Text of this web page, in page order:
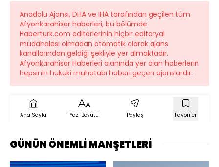
Anadolu Ajansı, DHA ve İHA tarafından geçilen tüm
Afyonkarahisar haberleri, bu bölümde
Haberturk.com editörlerinin hiçbir editoryal
müdahalesi olmadan otomatik olarak ajans
kanallarından geldiği şekliyle yer almaktadır.
Afyonkarahisar Haberleri alanında yer alan haberlerin
hepsinin hukuki muhatabı haberi geçen ajanslardır.
Ana Sayfa Yazı Boyutu Paylaş Favoriler
GÜNÜN ÖNEMLİ MANŞETLERİ